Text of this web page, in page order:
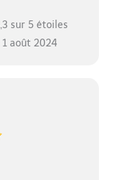
sur 5 étoiles
août 2024